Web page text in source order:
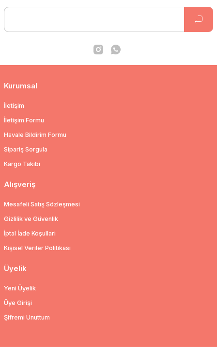
Kurumsal
İletişim
İletişim Formu
Havale Bildirim Formu
Sipariş Sorgula
Kargo Takibi
Alışveriş
Mesafeli Satış Sözleşmesi
Gizlilik ve Güvenlik
İptal İade Koşullari
Kişisel Veriler Politikası
Üyelik
Yeni Üyelik
Üye Girişi
Şifremi Unuttum